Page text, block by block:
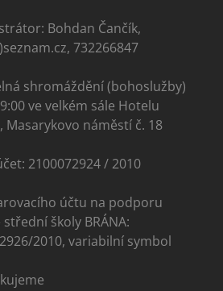
Bohdan Čančík,
732266847
shromáždění (bohoslužby)
ve velkém sále Hotelu
Masarykovo náměstí č. 18
2100072924 / 2010
účtu na podporu
školy BRÁNA:
2010, variabilní symbol